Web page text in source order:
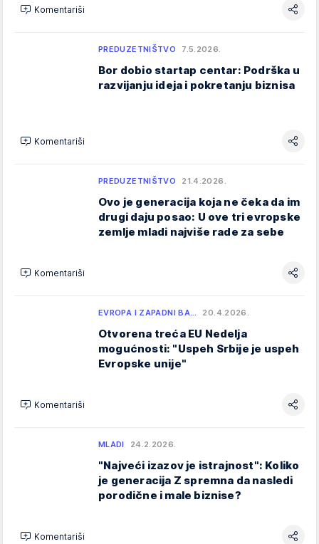
Komentariši
PREDUZETNIŠTVO 7.5.2026.
Bor dobio startap centar: Podrška u
razvijanju ideja i pokretanju biznisa
Komentariši
PREDUZETNIŠTVO 21.4.2026.
Ovo je generacija koja ne čeka da im
drugi daju posao: U ove tri evropske
zemlje mladi najviše rade za sebe
Komentariši
EVROPA I ZAPADNI BA… 20.4.2026.
Otvorena treća EU Nedelja
mogućnosti: "Uspeh Srbije je uspeh
Evropske unije"
Komentariši
MLADI 24.2.2026.
"Najveći izazov je istrajnost": Koliko
je generacija Z spremna da nasledi
porodične i male biznise?
Komentariši